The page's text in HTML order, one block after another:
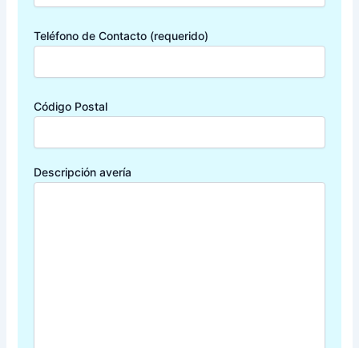
Teléfono de Contacto (requerido)
Código Postal
Descripción avería